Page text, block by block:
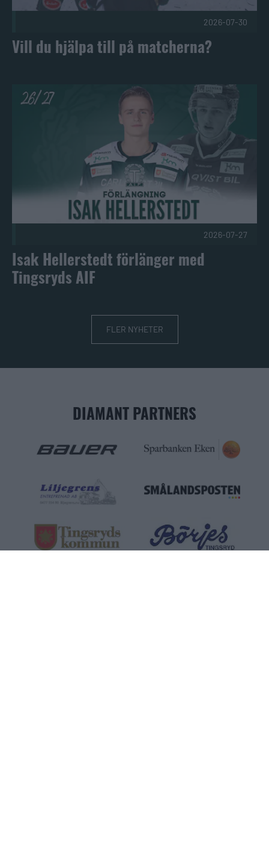
2026-07-30
Vill du hjälpa till på matcherna?
Isak Hellerstedt förlänger med Tingsryds AIF Publicerad
2026-07-27
Isak Hellerstedt förlänger med
Tingsryds AIF
FLER NYHETER
DIAMANT PARTNERS